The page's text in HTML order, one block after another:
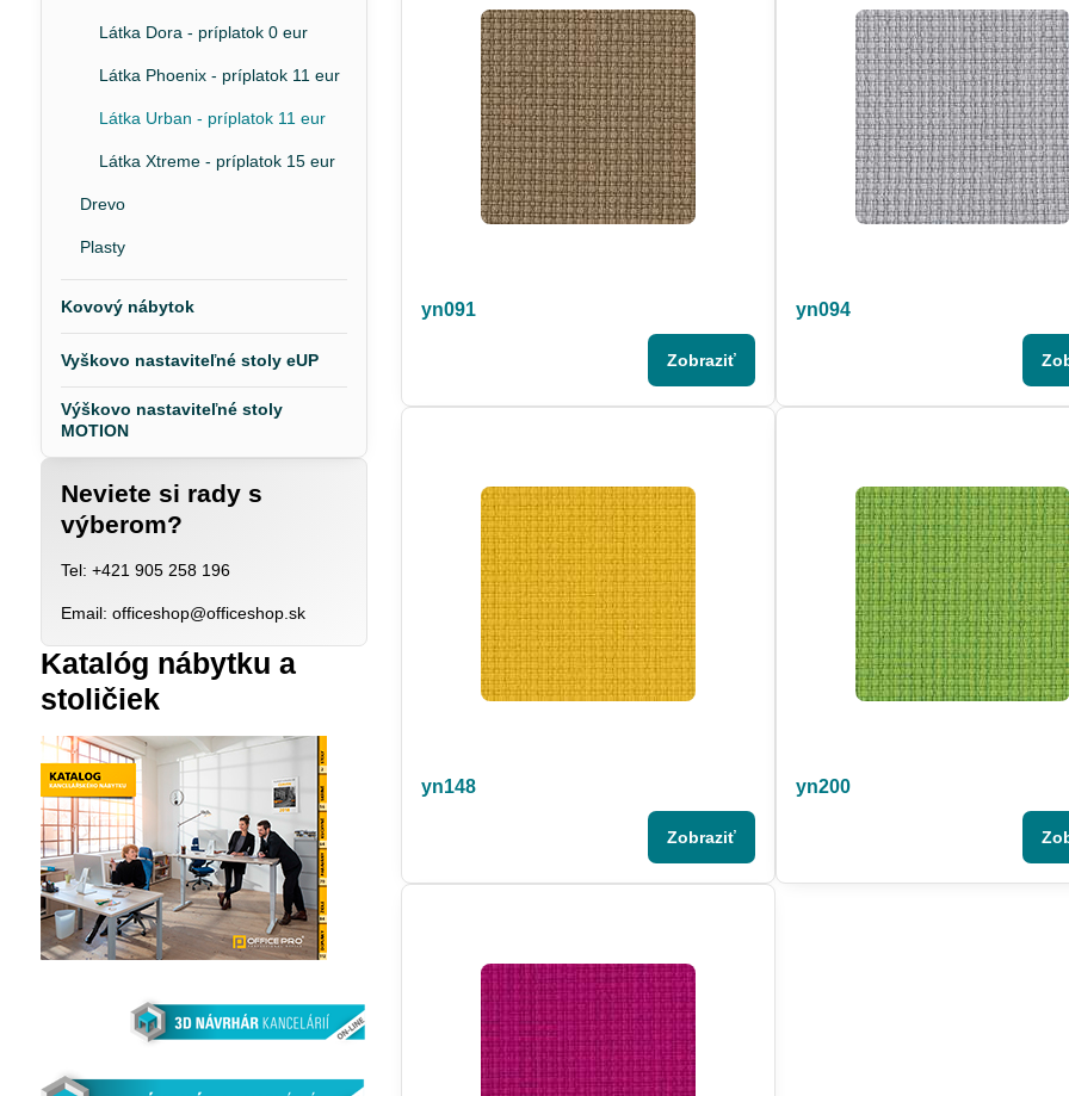
yn091
Zobraziť
yn094
yn148
Zobraziť
yn200
Neviete si rady s
výberom?
Tel: +421 905 258 196
Email: officeshop@officeshop.sk
Látka Dora - príplatok 0 eur
Látka Phoenix - príplatok 11 eur
Látka Urban - príplatok 11 eur
Látka Xtreme - príplatok 15 eur
Drevo
Plasty
Kovový nábytok
Vyškovo nastaviteľné stoly eUP
Výškovo nastaviteľné stoly
MOTION
Katalóg nábytku a
stoličiek